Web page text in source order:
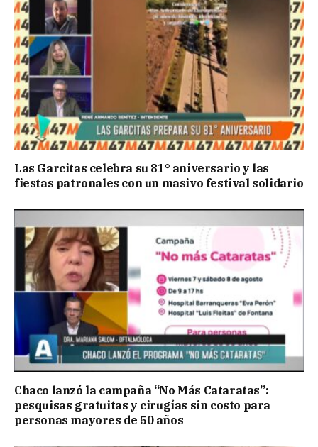
Las Garcitas celebra su 81° aniversario y las
fiestas patronales con un masivo festival solidario
Chaco lanzó la campaña “No Más Cataratas”:
pesquisas gratuitas y cirugías sin costo para
personas mayores de 50 años